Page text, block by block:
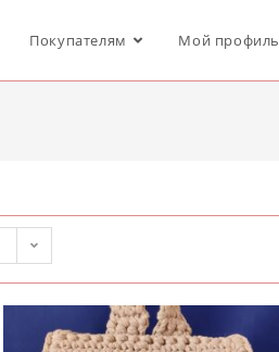
Покупателям Мой профиль